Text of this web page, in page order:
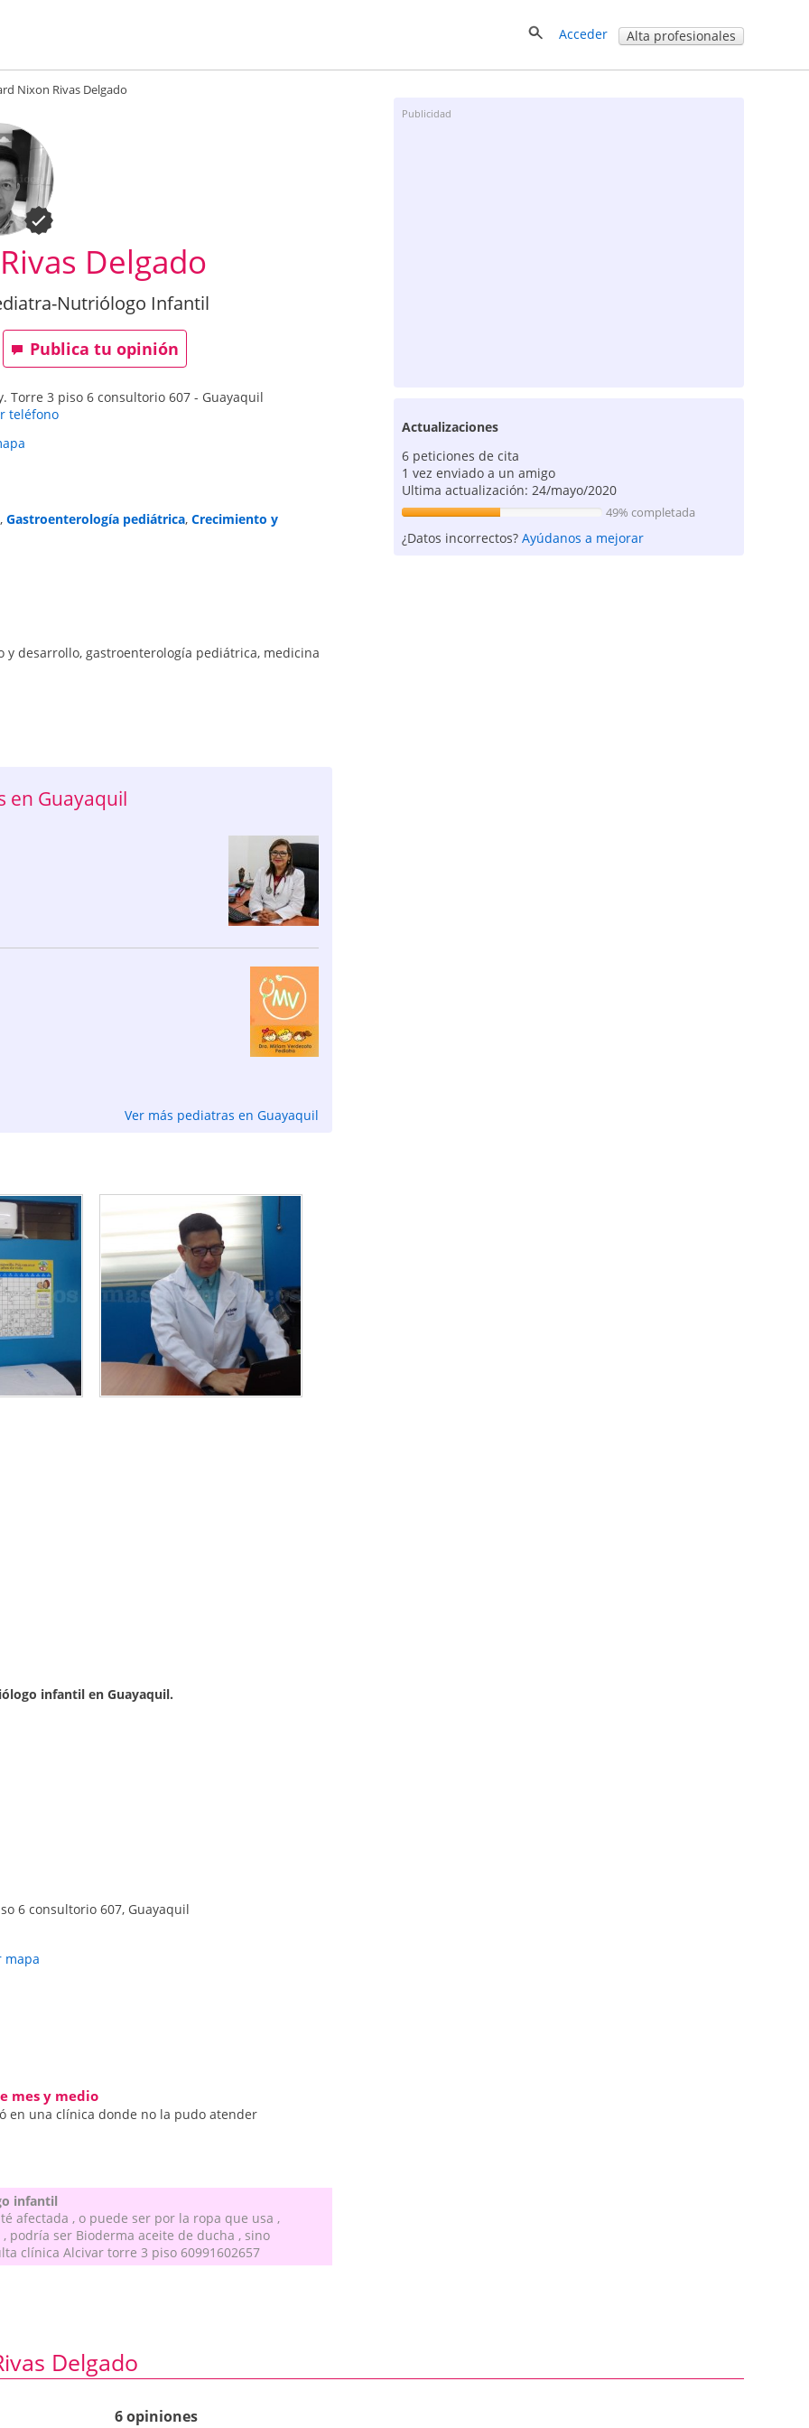
Acceder Alta profesionales
Nixon Rivas Delgado
Delgado
Nutriólogo Infantil
Publica tu opinión
Torre 3 piso 6 consultorio 607 - Guayaquil
teléfono
, Gastroenterología pediátrica, Crecimiento y
y desarrollo, gastroenterología pediátrica, medicina
en Guayaquil
Ver más pediatras en Guayaquil
infantil en Guayaquil.
6 consultorio 607, Guayaquil
mapa
mes y medio
en una clínica donde no la pudo atender
infantil
afectada , o puede ser por la ropa que usa ,
podría ser Bioderma aceite de ducha , sino
clínica Alcivar torre 3 piso 60991602657
Publicidad
Actualizaciones
6 peticiones de cita
1 vez enviado a un amigo
Ultima actualización: 24/mayo/2020
49% completada
¿Datos incorrectos?Ayúdanos a mejorar
Delgado
6 opiniones